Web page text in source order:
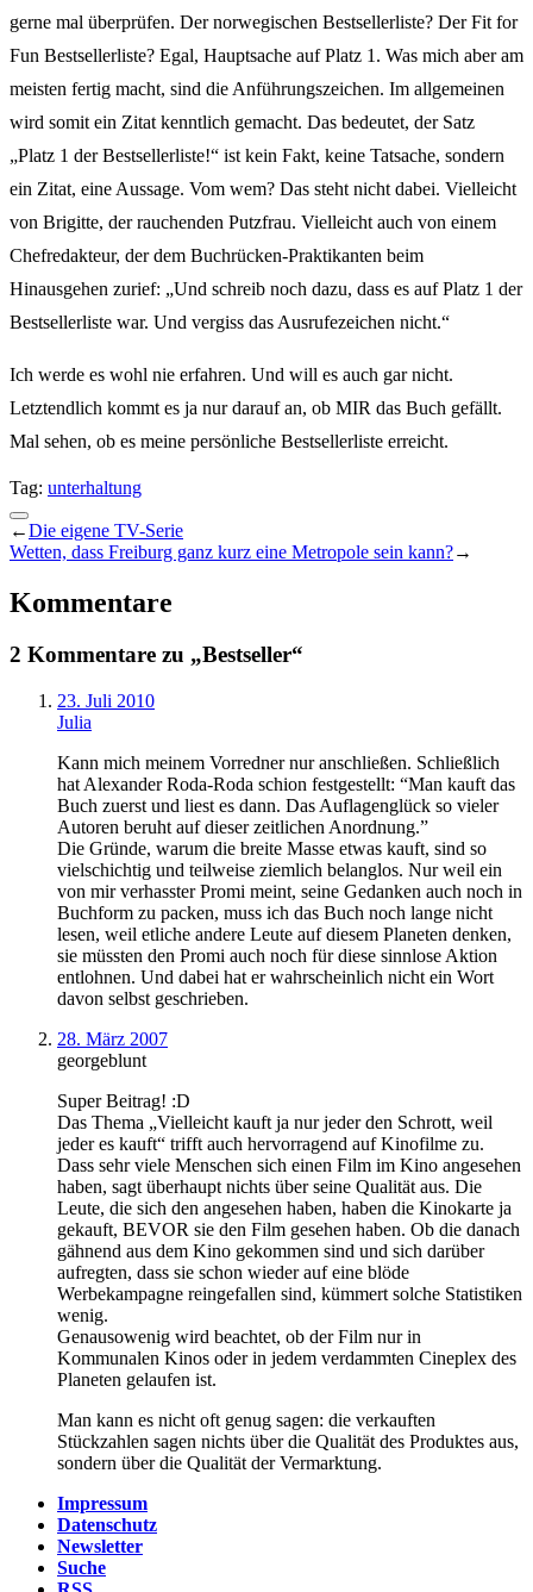
gerne mal überprüfen. Der norwegischen Bestsellerliste? Der Fit for
Fun Bestsellerliste? Egal, Hauptsache auf Platz 1. Was mich aber am
meisten fertig macht, sind die Anführungszeichen. Im allgemeinen
wird somit ein Zitat kenntlich gemacht. Das bedeutet, der Satz
„Platz 1 der Bestsellerliste!“ ist kein Fakt, keine Tatsache, sondern
ein Zitat, eine Aussage. Vom wem? Das steht nicht dabei. Vielleicht
von Brigitte, der rauchenden Putzfrau. Vielleicht auch von einem
Chefredakteur, der dem Buchrücken-Praktikanten beim
Hinausgehen zurief: „Und schreib noch dazu, dass es auf Platz 1 der
Bestsellerliste war. Und vergiss das Ausrufezeichen nicht.“
Ich werde es wohl nie erfahren. Und will es auch gar nicht.
Letztendlich kommt es ja nur darauf an, ob MIR das Buch gefällt.
Mal sehen, ob es meine persönliche Bestsellerliste erreicht.
Tag: unterhaltung
←Die eigene TV-Serie
Wetten, dass Freiburg ganz kurz eine Metropole sein kann?→
Kommentare
2 Kommentare zu „Bestseller“
23. Juli 2010
Julia
Kann mich meinem Vorredner nur anschließen. Schließlich
hat Alexander Roda-Roda schion festgestellt: “Man kauft das
Buch zuerst und liest es dann. Das Auflagenglück so vieler
Autoren beruht auf dieser zeitlichen Anordnung.”
Die Gründe, warum die breite Masse etwas kauft, sind so
vielschichtig und teilweise ziemlich belanglos. Nur weil ein
von mir verhasster Promi meint, seine Gedanken auch noch in
Buchform zu packen, muss ich das Buch noch lange nicht
lesen, weil etliche andere Leute auf diesem Planeten denken,
sie müssten den Promi auch noch für diese sinnlose Aktion
entlohnen. Und dabei hat er wahrscheinlich nicht ein Wort
davon selbst geschrieben.
28. März 2007
georgeblunt
Super Beitrag! :D
Das Thema „Vielleicht kauft ja nur jeder den Schrott, weil
jeder es kauft“ trifft auch hervorragend auf Kinofilme zu.
Dass sehr viele Menschen sich einen Film im Kino angesehen
haben, sagt überhaupt nichts über seine Qualität aus. Die
Leute, die sich den angesehen haben, haben die Kinokarte ja
gekauft, BEVOR sie den Film gesehen haben. Ob die danach
gähnend aus dem Kino gekommen sind und sich darüber
aufregten, dass sie schon wieder auf eine blöde
Werbekampagne reingefallen sind, kümmert solche Statistiken
wenig.
Genausowenig wird beachtet, ob der Film nur in
Kommunalen Kinos oder in jedem verdammten Cineplex des
Planeten gelaufen ist.
Man kann es nicht oft genug sagen: die verkauften
Stückzahlen sagen nichts über die Qualität des Produktes aus,
sondern über die Qualität der Vermarktung.
Impressum
Datenschutz
Newsletter
Suche